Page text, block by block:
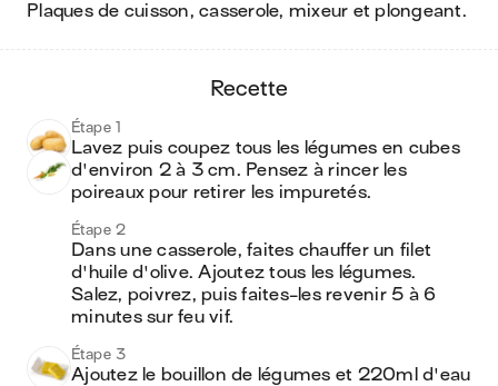
plaques de cuisson, casserole, mixeur et plongeant.
recette
Étape 1
Lavez puis coupez tous les légumes en cubes
d'environ 2 à 3 cm. Pensez à rincer les
poireaux pour retirer les impuretés.
Étape 2
Dans une casserole, faites chauffer un filet
d'huile d'olive. Ajoutez tous les légumes.
Salez, poivrez, puis faites-les revenir 5 à 6
minutes sur feu vif.
Étape 3
Ajoutez le bouillon de légumes et 220ml d'eau